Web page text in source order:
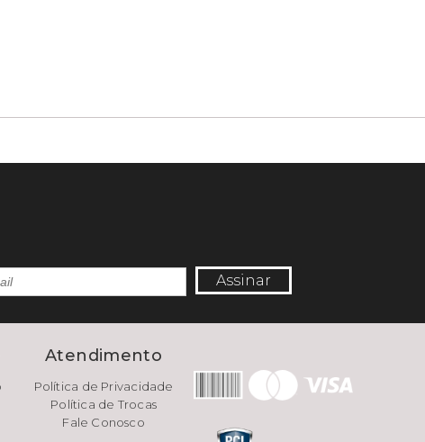
Assinar
Atendimento
Política de Privacidade
Política de Trocas
Fale Conosco